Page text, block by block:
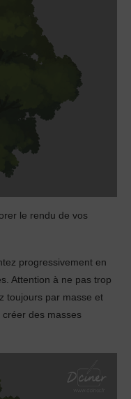
le rendu de vos
progressivement en
Attention à ne pas trop
toujours par masse et
des masses